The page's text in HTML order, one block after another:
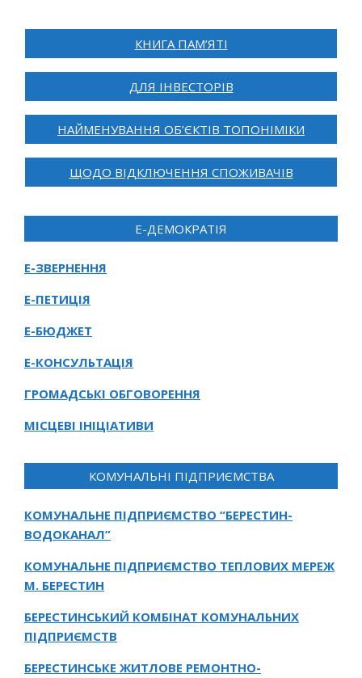
КНИГА ПАМ’ЯТІ
ДЛЯ ІНВЕСТОРІВ
НАЙМЕНУВАННЯ ОБ’ЄКТІВ ТОПОНІМІКИ
ЩОДО ВІДКЛЮЧЕННЯ СПОЖИВАЧІВ
Е-ДЕМОКРАТІЯ
Е-ЗВЕРНЕННЯ
Е-ПЕТИЦІЯ
Е-БЮДЖЕТ
Е-КОНСУЛЬТАЦІЯ
ГРОМАДСЬКІ ОБГОВОРЕННЯ
МІСЦЕВІ ІНІЦІАТИВИ
КОМУНАЛЬНІ ПІДПРИЄМСТВА
КОМУНАЛЬНЕ ПІДПРИЄМСТВО “БЕРЕСТИН-
ВОДОКАНАЛ”
КОМУНАЛЬНЕ ПІДПРИЄМСТВО ТЕПЛОВИХ МЕРЕЖ
М. БЕРЕСТИН
БЕРЕСТИНСЬКИЙ КОМБІНАТ КОМУНАЛЬНИХ
ПІДПРИЄМСТВ
БЕРЕСТИНСЬКЕ ЖИТЛОВЕ РЕМОНТНО-